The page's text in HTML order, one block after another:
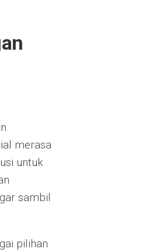
merasa
untuk
sambil
pilihan